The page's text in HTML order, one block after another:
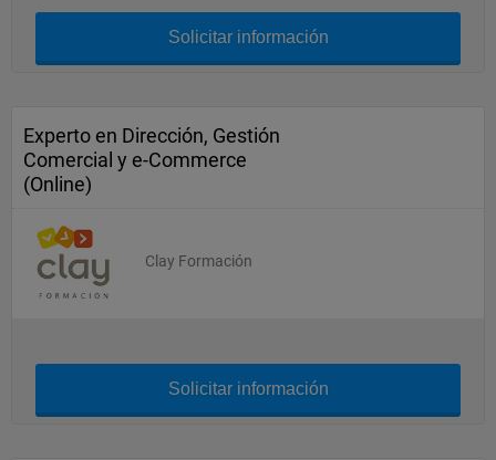
Solicitar información
Experto en Dirección, Gestión
Comercial y e-Commerce
(Online)
Clay Formación
Solicitar información